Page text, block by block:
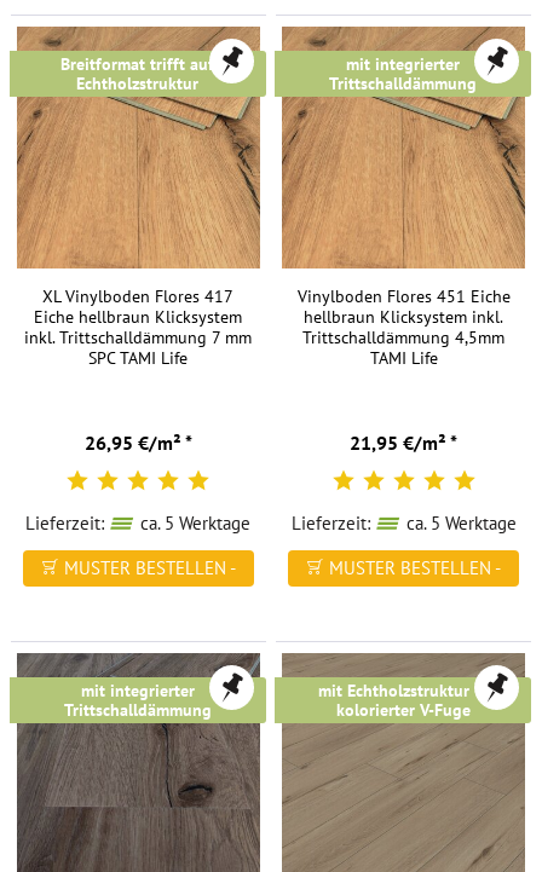
Breitformat trifft auf
Echtholzstruktur
XL Vinylboden Flores 417
Eiche hellbraun Klicksystem
inkl. Trittschalldämmung 7 mm
SPC TAMI Life
26,95 €/m² *
Lieferzeit:
ca. 5 Werktage
MUSTER BESTELLEN -
mit integrierter
Trittschalldämmung
Vinylboden Flores 451 Eiche
hellbraun Klicksystem inkl.
Trittschalldämmung 4,5mm
TAMI Life
21,95 €/m² *
Lieferzeit:
ca. 5 Werktage
MUSTER BESTELLEN -
mit integrierter
Trittschalldämmung
mit Echtholzstruktur &
kolorierter V-Fuge